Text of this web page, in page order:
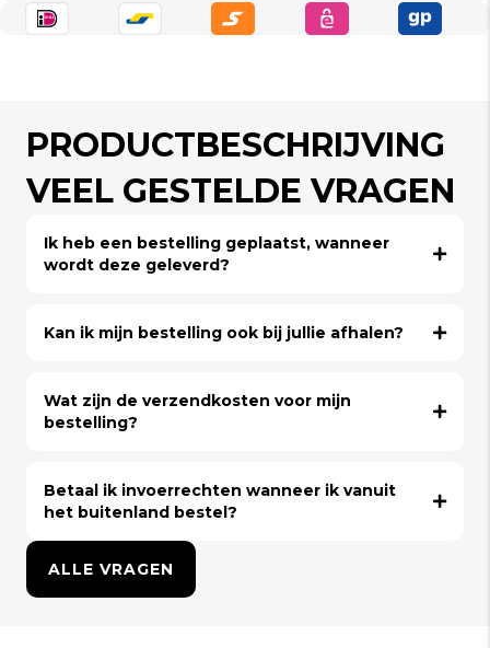
PRODUCTBESCHRIJVING
VEEL GESTELDE VRAGEN
Ik heb een bestelling geplaatst, wanneer
wordt deze geleverd?
Kan ik mijn bestelling ook bij jullie afhalen?
Wat zijn de verzendkosten voor mijn
bestelling?
Betaal ik invoerrechten wanneer ik vanuit
het buitenland bestel?
ALLE VRAGEN